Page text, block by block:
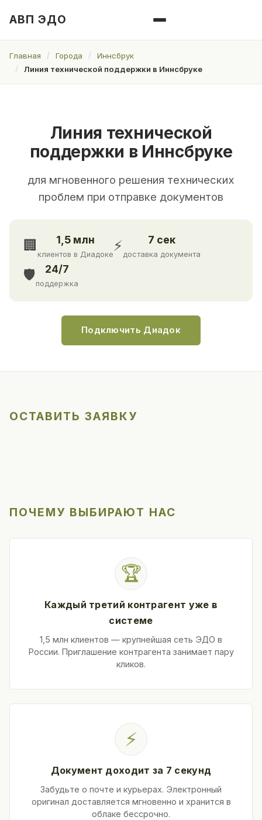
АВП ЭДО
Главная Города
Иннсбрук
Линия технической поддержки в Иннсбруке
Линия технической
поддержки в Иннсбруке
для мгновенного решения технических
проблем при отправке документов
🏢 1,5 млн
клиентов в Диадоке
⚡ 7 сек
доставка документа
🛡️ 24/7
поддержка
Подключить Диадок
ОСТАВИТЬ ЗАЯВКУ
ПОЧЕМУ ВЫБИРАЮТ НАС
🏆
Каждый третий контрагент уже в
системе
1,5 млн клиентов — крупнейшая сеть ЭДО в
России. Приглашение контрагента занимает пару
кликов.
⚡
Документ доходит за 7 секунд
Забудьте о почте и курьерах. Электронный
оригинал доставляется мгновенно и хранится в
облаке бессрочно.